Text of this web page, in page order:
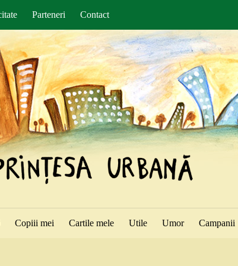
Parteneri Contact
Copiii mei Cartile mele Utile Umor Campanii